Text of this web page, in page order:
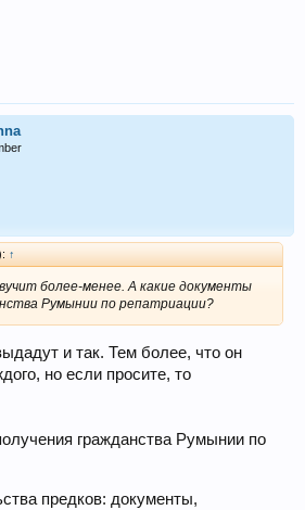
↑
более-менее. А какие документы
Румынии по репатриации?
и так. Тем более, что он
но если просите, то
гражданства Румынии по
предков: документы,